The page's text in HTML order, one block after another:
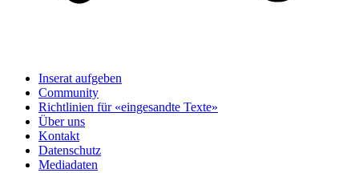
Inserat aufgeben
Community
Richtlinien für «eingesandte Texte»
Über uns
Kontakt
Datenschutz
Mediadaten